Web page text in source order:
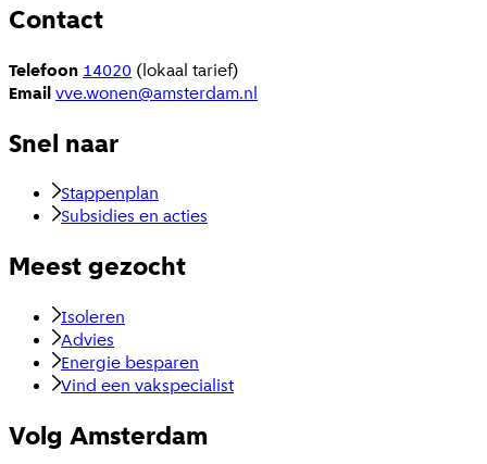
Contact
Telefoon 14020 (lokaal tarief)
Emailvve.wonen@amsterdam.nl
Snel naar
Stappenplan
Subsidies en acties
Meest gezocht
Isoleren
Advies
Energie besparen
Vind een vakspecialist
Volg Amsterdam